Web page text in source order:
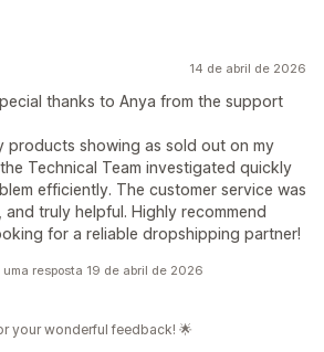
14 de abril de 2026
thanks to Anya from the support
products showing as sold out on my
Technical Team investigated quickly
efficiently. The customer service was
truly helpful. Highly recommend
for a reliable dropshipping partner!
resposta 19 de abril de 2026
your wonderful feedback! 🌟